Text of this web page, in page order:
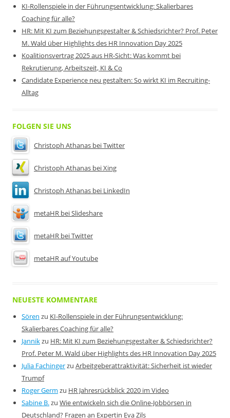
KI-Rollenspiele in der Führungsentwicklung: Skalierbares
Coaching für alle?
HR: Mit KI zum Beziehungsgestalter & Schiedsrichter? Prof. Peter
M. Wald über Highlights des HR Innovation Day 2025
Koalitionsvertrag 2025 aus HR-Sicht: Was kommt bei
Rekrutierung, Arbeitszeit, KI & Co
Candidate Experience neu gestalten: So wirkt KI im Recruiting-
Alltag
FOLGEN SIE UNS
Christoph Athanas bei Twitter
Christoph Athanas bei Xing
Christoph Athanas bei LinkedIn
metaHR bei Slideshare
metaHR bei Twitter
metaHR auf Youtube
NEUESTE KOMMENTARE
Sören zu KI-Rollenspiele in der Führungsentwicklung:
Skalierbares Coaching für alle?
Jannikzu HR: Mit KI zum Beziehungsgestalter & Schiedsrichter?
Prof. Peter M. Wald über Highlights des HR Innovation Day 2025
Julia Fachingerzu Arbeitgeberattraktivität: Sicherheit ist wieder
Trumpf
Roger Germ zu HR Jahresrückblick 2020 im Video
Sabine B.zu Wie entwickeln sich die Online-Jobbörsen in
Deutschland? Fragen an Expertin Eva Zils